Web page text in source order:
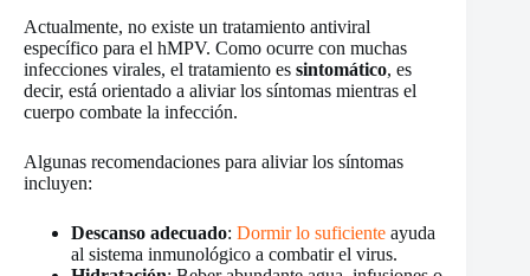
Actualmente, no existe un tratamiento antiviral
específico para el hMPV. Como ocurre con muchas
infecciones virales, el tratamiento es sintomático, es
decir, está orientado a aliviar los síntomas mientras el
cuerpo combate la infección.
Algunas recomendaciones para aliviar los síntomas
incluyen:
Descanso adecuado: Dormir lo suficiente ayuda
al sistema inmunológico a combatir el virus.